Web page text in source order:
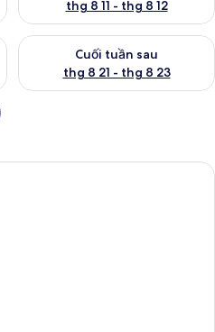
thg 8 11 - thg 8 12
này từ thg 8 14 - thg 8 16
Cuối tuần sau
thg 8 21 - thg 8 23
Kiểm tra lượng phòng cuối
Vòi sen phun mưa, máy sấy tóc, áo